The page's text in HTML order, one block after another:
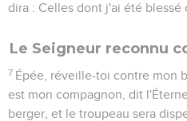
dira : Celles dont j'ai été blessé
Le Seigneur reconnu
7 Épée, réveille-toi contre mon
est mon compagnon, dit
berger, et le troupeau sera